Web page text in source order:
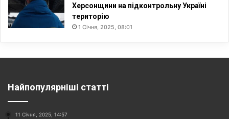
Херсонщини на підконтрольну Україні
територію
1 Січня, 2025, 08:01
Найпопулярніші статті
11 Січня, 2025, 14:57